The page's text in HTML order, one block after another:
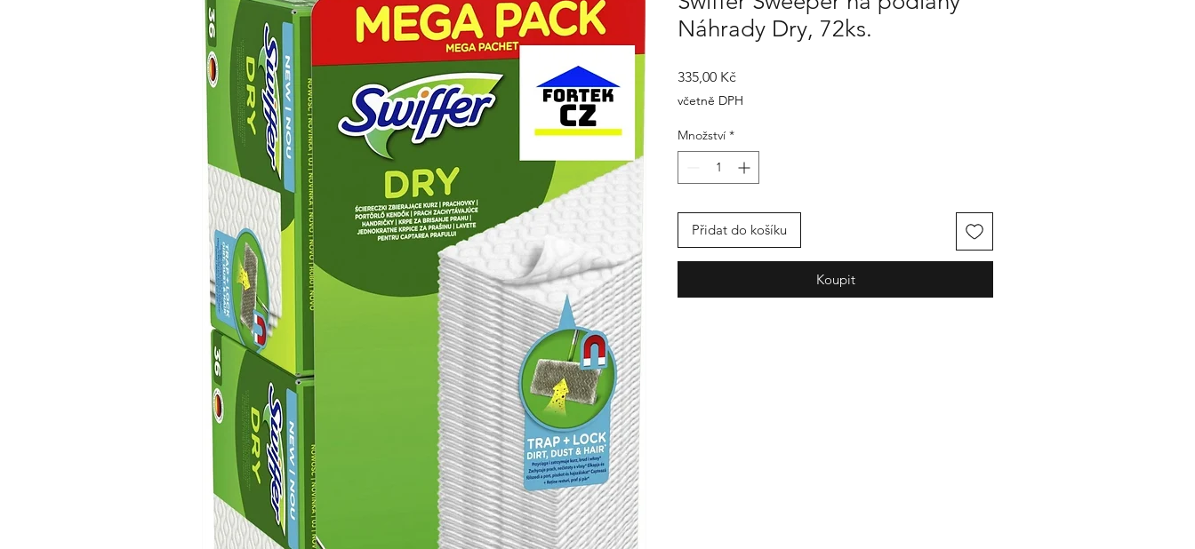
Náhrady Dry, 72ks.
335,00 KčCena
včetně DPH
Množství *
Přidat do košíku
Koupit